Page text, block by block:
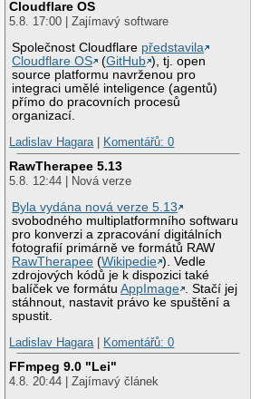
Cloudflare OS
5.8. 17:00 | Zajímavý software
Společnost Cloudflare představila
Cloudflare OS
(GitHub ), tj. open
source platformu navrženou pro
integraci umělé inteligence (agentů)
přímo do pracovních procesů
organizací.
Ladislav Hagara| Komentářů: 0
RawTherapee 5.13
5.8. 12:44 | Nová verze
Byla vydána nová verze 5.13
svobodného multiplatformního softwaru
pro konverzi a zpracování digitálních
fotografií primárně ve formátů RAW
RawTherapee (Wikipedie ). Vedle
zdrojových kódů je k dispozici také
balíček ve formátuAppImage
. Stačí jej
stáhnout, nastavit právo ke spuštění a
spustit.
Ladislav Hagara| Komentářů: 0
FFmpeg 9.0 "Lei"
4.8. 20:44 | Zajímavý článek